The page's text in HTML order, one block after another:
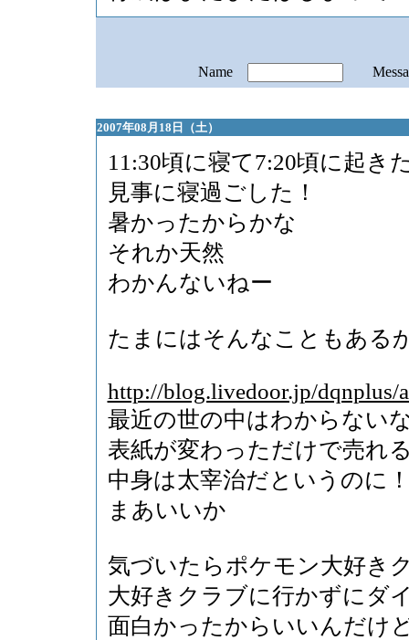
Name
2007年08月18日（土）
11:30頃に寝て7:20頃に起き
見事に寝過ごした！
暑かったからかな
それか天然
わかんないねー
たまにはそんなこともある
http://blog.livedoor.jp/dqnplus/
最近の世の中はわからない
表紙が変わっただけで売れ
中身は太宰治だというのに
まあいいか
気づいたらポケモン大好き
大好きクラブに行かずにダ
面白かったからいいんだ